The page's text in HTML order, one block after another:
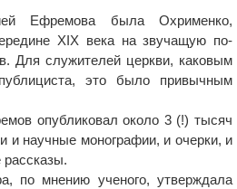
Ефремова была Охрименко,
ХІХ века на звучащую по-
Для служителей церкви, каковым
это было привычным
опубликовал около 3 (!) тысяч
и научные монографии, и очерки, и
рассказы.
по мнению ученого, утверждала